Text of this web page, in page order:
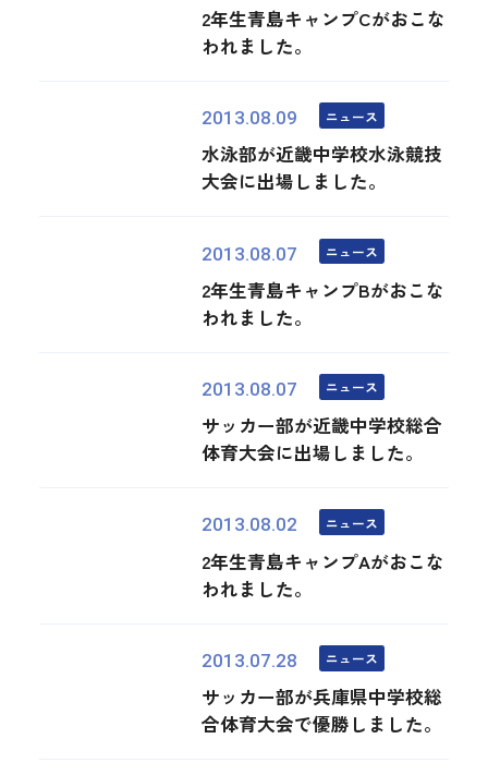
2年生青島キャンプCがおこな
われました。
2013.08.09 ニュース
水泳部が近畿中学校水泳競技
大会に出場しました。
2013.08.07 ニュース
2年生青島キャンプBがおこな
われました。
2013.08.07 ニュース
サッカー部が近畿中学校総合
体育大会に出場しました。
2013.08.02 ニュース
2年生青島キャンプAがおこな
われました。
2013.07.28 ニュース
サッカー部が兵庫県中学校総
合体育大会で優勝しました。